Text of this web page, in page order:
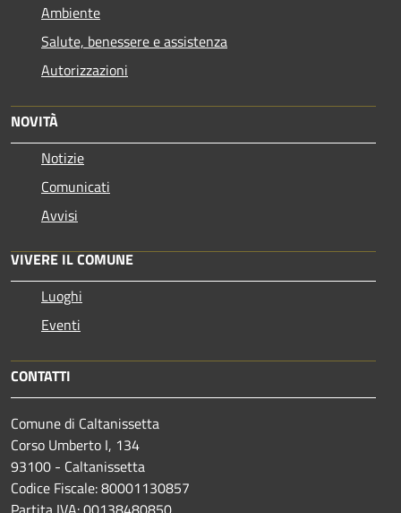
Ambiente
Salute, benessere e assistenza
Autorizzazioni
NOVITÀ
Notizie
Comunicati
Avvisi
VIVERE IL COMUNE
Luoghi
Eventi
CONTATTI
Comune di Caltanissetta
Corso Umberto I, 134
93100 - Caltanissetta
Codice Fiscale: 80001130857